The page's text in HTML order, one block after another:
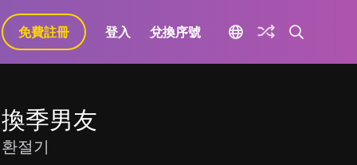
免費註冊 登入 兌換序號
換季男友
환절기